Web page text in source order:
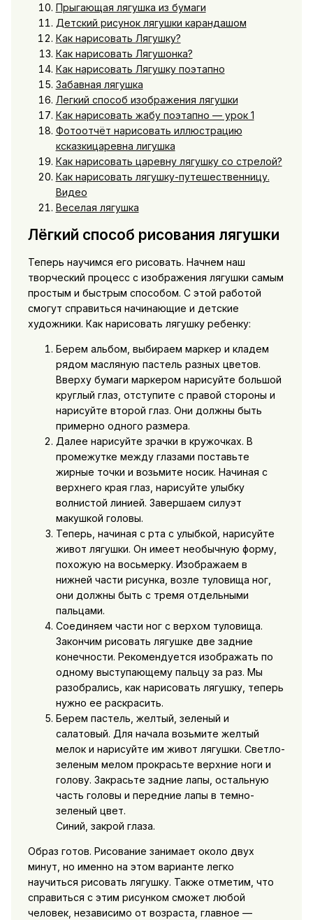
Прыгающая лягушка из бумаги
Детский рисунок лягушки карандашом
Как нарисовать Лягушку?
Как нарисовать Лягушонка?
Как нарисовать Лягушку поэтапно
Забавная лягушка
Легкий способ изображения лягушки
Как нарисовать жабу поэтапно — урок 1
Фотоотчёт нарисовать иллюстрацию
ксказкицаревна лигушка
Как нарисовать царевну лягушку со стрелой?
Как нарисовать лягушку-путешественницу.
Видео
Веселая лягушка
Лёгкий способ рисования лягушки
Теперь научимся его рисовать. Начнем наш
творческий процесс с изображения лягушки самым
простым и быстрым способом. С этой работой
смогут справиться начинающие и детские
художники. Как нарисовать лягушку ребенку:
Берем альбом, выбираем маркер и кладем
рядом масляную пастель разных цветов.
Вверху бумаги маркером нарисуйте большой
круглый глаз, отступите с правой стороны и
нарисуйте второй глаз. Они должны быть
примерно одного размера.
Далее нарисуйте зрачки в кружочках. В
промежутке между глазами поставьте
жирные точки и возьмите носик. Начиная с
верхнего края глаз, нарисуйте улыбку
волнистой линией. Завершаем силуэт
макушкой головы.
Теперь, начиная с рта с улыбкой, нарисуйте
живот лягушки. Он имеет необычную форму,
похожую на восьмерку. Изображаем в
нижней части рисунка, возле туловища ног,
они должны быть с тремя отдельными
пальцами.
Соединяем части ног с верхом туловища.
Закончим рисовать лягушке две задние
конечности. Рекомендуется изображать по
одному выступающему пальцу за раз. Мы
разобрались, как нарисовать лягушку, теперь
нужно ее раскрасить.
Берем пастель, желтый, зеленый и
салатовый. Для начала возьмите желтый
мелок и нарисуйте им живот лягушки. Светло-
зеленым мелом прокрасьте верхние ноги и
голову. Закрасьте задние лапы, остальную
часть головы и передние лапы в темно-
зеленый цвет.
Синий, закрой глаза.
Образ готов. Рисование занимает около двух
минут, но именно на этом варианте легко
научиться рисовать лягушку. Также отметим, что
справиться с этим рисунком сможет любой
человек, независимо от возраста, главное —